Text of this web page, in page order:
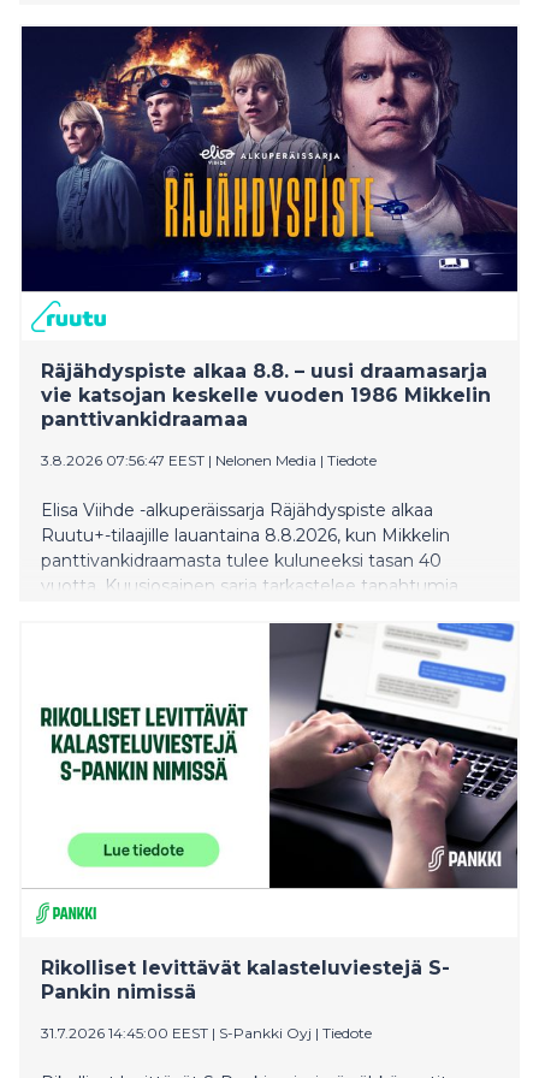
Räjähdyspiste alkaa 8.8. – uusi draamasarja
vie katsojan keskelle vuoden 1986 Mikkelin
panttivankidraamaa
3.8.2026 07:56:47 EEST | Nelonen Media | Tiedote
Elisa Viihde -alkuperäissarja Räjähdyspiste alkaa
Ruutu+-tilaajille lauantaina 8.8.2026, kun Mikkelin
panttivankidraamasta tulee kuluneeksi tasan 40
vuotta. Kuusiosainen sarja tarkastelee tapahtumia
Rikolliset levittävät kalasteluviestejä S-
Pankin nimissä
31.7.2026 14:45:00 EEST | S-Pankki Oyj | Tiedote